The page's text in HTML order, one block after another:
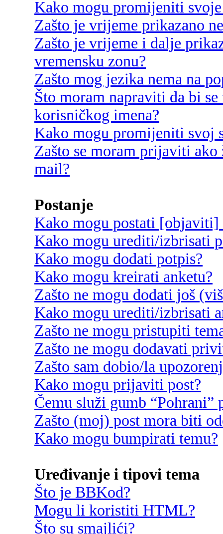
Kako mogu promijeniti svoje
Zašto je vrijeme prikazano
Zašto je vrijeme i dalje
vremensku zonu?
Zašto mog jezika nema na
Što moram napraviti da bi
korisničkog imena?
Kako mogu promijeniti svoj
Zašto se moram prijaviti
mail?
Postanje
Kako mogu postati [objaviti]
Kako mogu urediti/izbrisati
Kako mogu dodati potpis?
Kako mogu kreirati anketu?
Zašto ne mogu dodati još
Kako mogu urediti/izbrisati
Zašto ne mogu pristupiti
Zašto ne mogu dodavati
Zašto sam dobio/la
Kako mogu prijaviti post?
Čemu služi gumb
Zašto (moj) post mora biti
Kako mogu bumpirati temu?
Uređivanje i tipovi tema
Što je BBKod?
Mogu li koristiti HTML?
Što su smajlići?